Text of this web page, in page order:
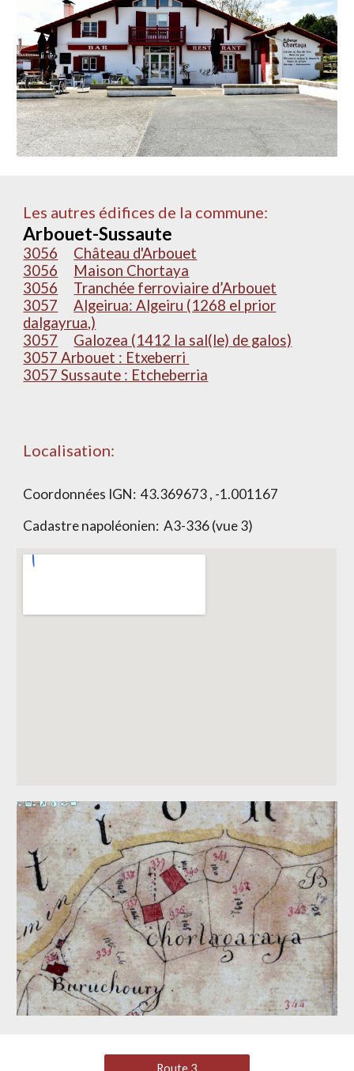
Les autres édifices de la commune:
Arbouet-Sussaute
3056
Château d'Arbouet
3056
Maison Chortaya
3056
Tranchée ferroviaire d’Arbouet
3057
Algeirua: Algeiru (1268 el prior
dalgayrua,)
3057
Galozea (1412 la sal(le) de galos)
3057 Arbouet : Etxeberri
3057 Sussaute : Etcheberria
Localisation:
Coordonnées IGN:43.369673 , -1.001167
Cadastre napoléonien:A3-336 (vue 3)
Route 3